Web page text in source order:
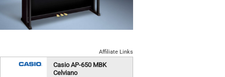
Affiliate Links
Casio AP-650 MBK
Celviano